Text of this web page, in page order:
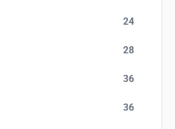
24
28
36
36